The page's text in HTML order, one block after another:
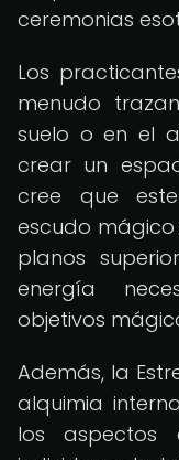
ceremonias
Los
menudo
suelo o en el
crear un
cree que
escudo
planos
energía
objetivos
Además, la
alquimia
los aspectos